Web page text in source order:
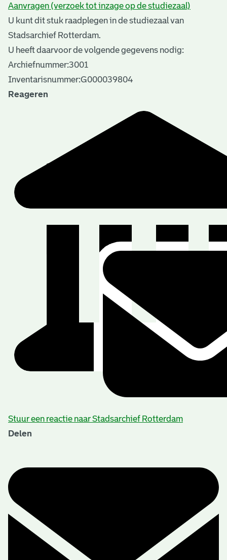
Aanvragen (verzoek tot inzage op de studiezaal)
U kunt dit stuk raadplegen in de studiezaal van
Stadsarchief Rotterdam.
U heeft daarvoor de volgende gegevens nodig:
Archiefnummer:3001
Inventarisnummer:G000039804
Reageren
Stuur een reactie naar Stadsarchief Rotterdam
Delen